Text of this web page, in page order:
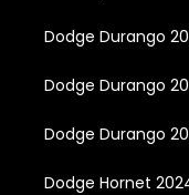
Dodge Durango
Dodge Durango
Dodge Durango
Dodge Hornet